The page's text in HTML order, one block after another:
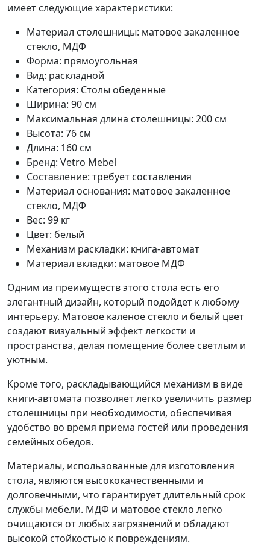
имеет следующие характеристики:
Материал столешницы: матовое закаленное
стекло, МДФ
Форма: прямоугольная
Вид: раскладной
Категория: Столы обеденные
Ширина: 90 см
Максимальная длина столешницы: 200 см
Высота: 76 см
Длина: 160 см
Бренд: Vetro Mebel
Составление: требует составления
Материал основания: матовое закаленное
стекло, МДФ
Вес: 99 кг
Цвет: белый
Механизм раскладки: книга-автомат
Материал вкладки: матовое МДФ
Одним из преимуществ этого стола есть его
элегантный дизайн, который подойдет к любому
интерьеру. Матовое каленое стекло и белый цвет
создают визуальный эффект легкости и
пространства, делая помещение более светлым и
уютным.
Кроме того, раскладывающийся механизм в виде
книги-автомата позволяет легко увеличить размер
столешницы при необходимости, обеспечивая
удобство во время приема гостей или проведения
семейных обедов.
Материалы, использованные для изготовления
стола, являются высококачественными и
долговечными, что гарантирует длительный срок
службы мебели. МДФ и матовое стекло легко
очищаются от любых загрязнений и обладают
высокой стойкостью к повреждениям.